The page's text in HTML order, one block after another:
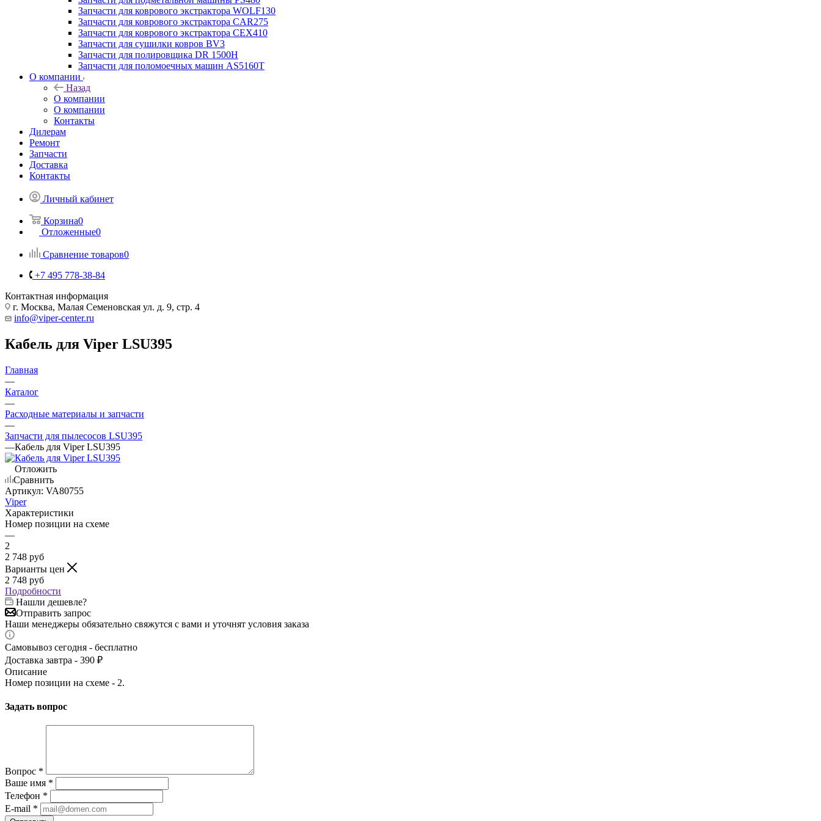
Запчасти для коврового экстрактора WOLF130
Запчасти для коврового экстрактора CAR275
Запчасти для коврового экстрактора CEX410
Запчасти для сушилки ковров BV3
Запчасти для полировщика DR 1500H
Запчасти для поломоечных машин AS5160T
О компании
Назад
О компании
О компании
Контакты
Дилерам
Ремонт
Запчасти
Доставка
Контакты
Личный кабинет
Корзина0
Отложенные0
Сравнение товаров0
+7 495 778-38-84
Контактная информация
г. Москва, Малая Семеновская ул. д. 9, стр. 4
info@viper-center.ru
Кабель для Viper LSU395
Главная
—
Каталог
—
Расходные материалы и запчасти
—
Запчасти для пылесосов LSU395
—Кабель для Viper LSU395
Отложить
Сравнить
Артикул: VA80755
Viper
Характеристики
Номер позиции на схеме
—
2
2 748 руб
Варианты цен
2 748 руб
Подробности
Нашли дешевле?
Отправить запрос
Наши менеджеры обязательно свяжутся с вами и уточнят условия заказа
Самовывоз сегодня - бесплатно
Доставка завтра - 390 ₽
Описание
Номер позиции на схеме - 2.
Задать вопрос
Вопрос *
Ваше имя *
Телефон *
E-mail *